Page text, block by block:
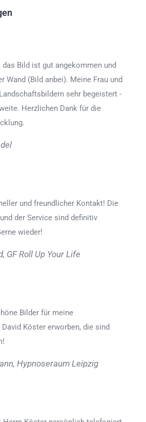
das Bild ist gut angekommen und
Wand (Bild anbei). Meine Frau und
sehr begeistert -
Herzlichen Dank für die
und freundlicher Kontakt! Die
der Service sind definitiv
wieder!
GF Roll Up Your Life
Bilder für meine
Köster erworben, die sind
Hypnoseraum Leipzig